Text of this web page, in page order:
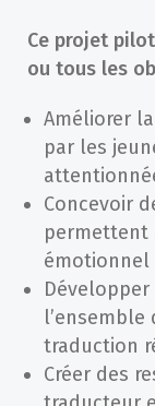
Ce projet
ou tous les
Améliorer
par les
Concevoir
permettent
émotionnel
l’ensemble
traduction
Créer des